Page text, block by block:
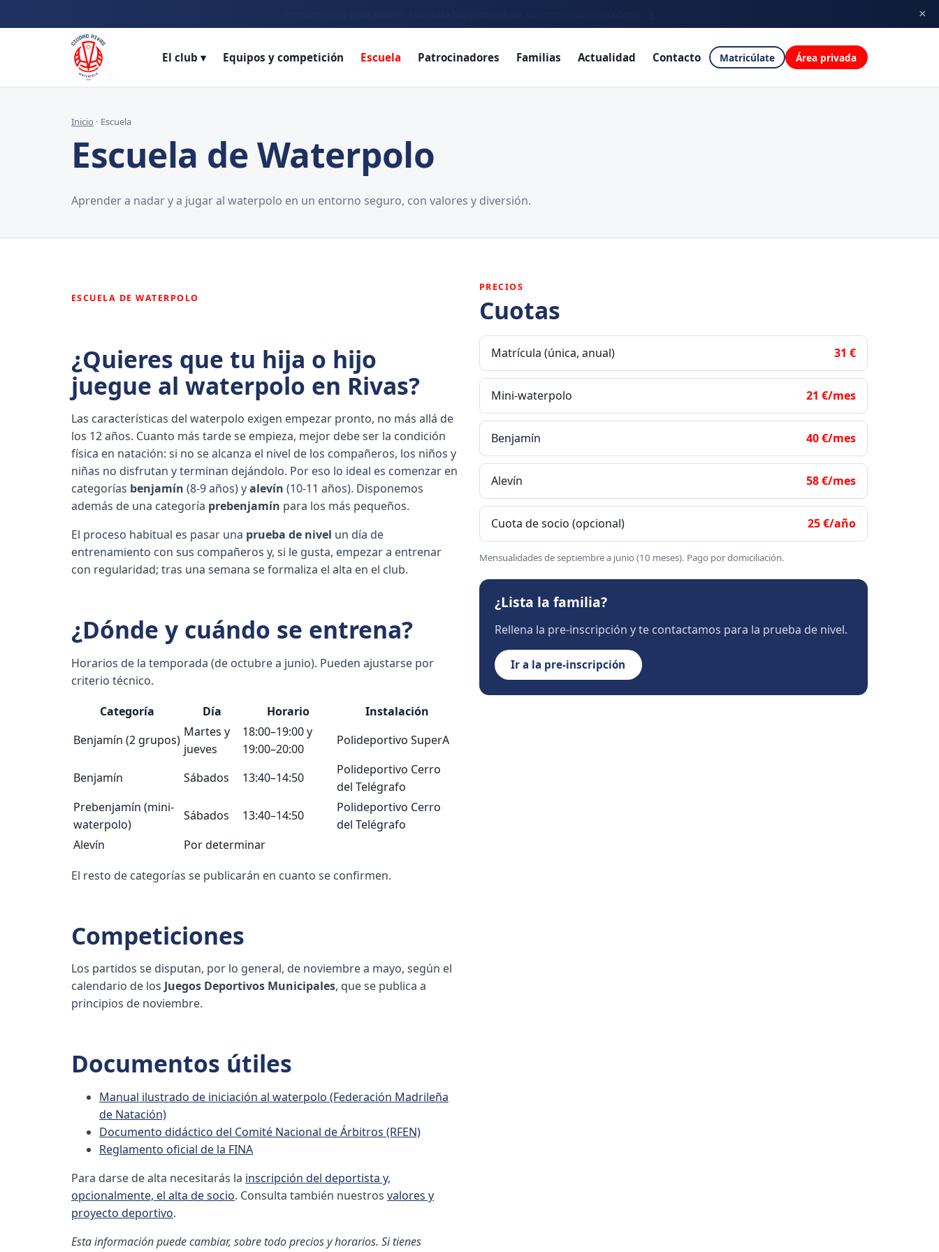
×
El club ▾ Equipos y competición Escuela Patrocinadores Familias Actualidad Contacto Matricúlate Área privada
Inicio · Escuela
Escuela de Waterpolo
Aprender a nadar y a jugar al waterpolo en un entorno seguro, con valores y diversión.
ESCUELA DE WATERPOLO
¿Quieres que tu hija o hijo
juegue al waterpolo en Rivas?
Las características del waterpolo exigen empezar pronto, no más allá de
los 12 años. Cuanto más tarde se empieza, mejor debe ser la condición
física en natación: si no se alcanza el nivel de los compañeros, los niños y
niñas no disfrutan y terminan dejándolo. Por eso lo ideal es comenzar en
categorías benjamín (8-9 años) yalevín (10-11 años). Disponemos
además de una categoría prebenjamín para los más pequeños.
El proceso habitual es pasar una prueba de nivel un día de
entrenamiento con sus compañeros y, si le gusta, empezar a entrenar
con regularidad; tras una semana se formaliza el alta en el club.
¿Dónde y cuándo se entrena?
Horarios de la temporada (de octubre a junio). Pueden ajustarse por
criterio técnico.
Categoría
Día Horario
Instalación
Benjamín (2 grupos)
Martes y
jueves
18:00–19:00 y
19:00–20:00
Polideportivo SuperA
Benjamín Sábados 13:40–14:50
Polideportivo Cerro
del Telégrafo
Prebenjamín (mini-
waterpolo)
Sábados 13:40–14:50
Polideportivo Cerro
del Telégrafo
Alevín
Por determinar
El resto de categorías se publicarán en cuanto se confirmen.
Competiciones
Los partidos se disputan, por lo general, de noviembre a mayo, según el
calendario de los Juegos Deportivos Municipales, que se publica a
principios de noviembre.
Documentos útiles
Manual ilustrado de iniciación al waterpolo (Federación Madrileña
de Natación)
Documento didáctico del Comité Nacional de Árbitros (RFEN)
Reglamento oficial de la FINA
Para darse de alta necesitarás la inscripción del deportista y,
opcionalmente, el alta de socio. Consulta también nuestros valores y
proyecto deportivo.
Esta información puede cambiar, sobre todo precios y horarios. Si tienes
PRECIOS
Cuotas
Matrícula (única, anual) 31 €
Mini-waterpolo 21 €/mes
Benjamín 40 €/mes
Alevín 58 €/mes
Cuota de socio (opcional) 25 €/año
Mensualidades de septiembre a junio (10 meses). Pago por domiciliación.
¿Lista la familia?
Rellena la pre-inscripción y te contactamos para la prueba de nivel.
Ir a la pre-inscripción